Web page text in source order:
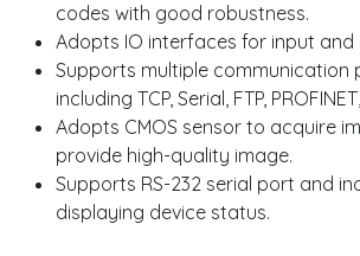
codes with good robustness.
Adopts IO interfaces for input and
Supports multiple communication
including TCP, Serial, FTP,
Adopts CMOS sensor to acquire
provide high-quality image.
Supports RS-232 serial port and
displaying device status.